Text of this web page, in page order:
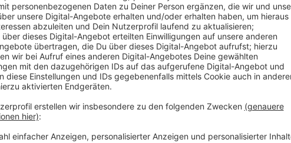
Eigentlich sollte das Festival „Literatur in den Häusern
wurde dann wegen Corona aber verschoben. Es sollte
in den Häusern der Stadt“ im November stattfinden.
abgesagt werden. Wegen der Corona-Pandemie ist das
wären die persönlichen Begegnungen von Künstlern und
kommenden Jahr soll "Literatur in den Häusern der Stadt"